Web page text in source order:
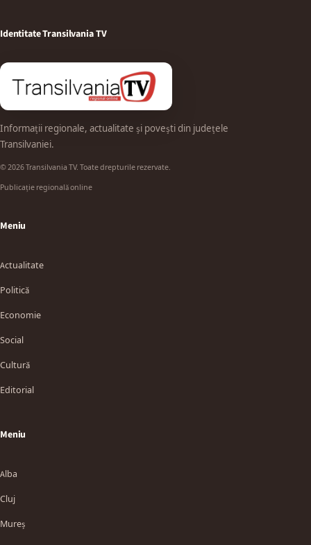
Identitate Transilvania TV
Informații regionale, actualitate și povești din județele
Transilvaniei.
© 2026 Transilvania TV. Toate drepturile rezervate.
Publicație regională online
Meniu
Actualitate
Politică
Economie
Social
Cultură
Editorial
Meniu
Alba
Cluj
Mureș